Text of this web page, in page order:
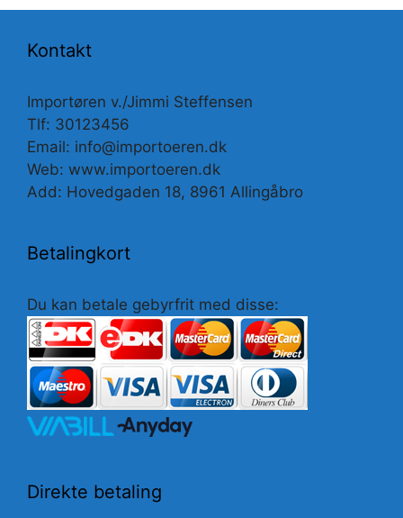
Kontakt
Importøren v./Jimmi Steffensen
Tlf: 30123456
Email: info@importoeren.dk
Web: www.importoeren.dk
Add: Hovedgaden 18, 8961 Allingåbro
Betalingkort
Du kan betale gebyrfrit med disse:
Direkte betaling